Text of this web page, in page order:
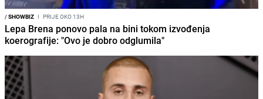
/SHOWBIZ I PRIJE OKO 13H
Lepa Brena ponovo pala na bini tokom izvođenja
koerografije: "Ovo je dobro odglumila"